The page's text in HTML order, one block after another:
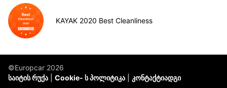
KAYAK 2020 Best Cleanliness
©Europcar 2026
საიტის რუქა
Cookie- ს პოლიტიკა კონტაქტიადგი